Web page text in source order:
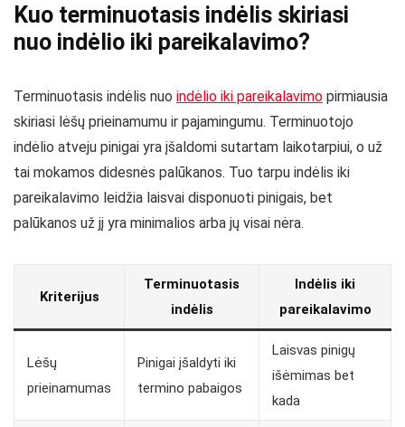
Kuo terminuotasis indėlis skiriasi
nuo indėlio iki pareikalavimo?
Terminuotasis indėlis nuo indėlio iki pareikalavimo pirmiausia
skiriasi lėšų prieinamumu ir pajamingumu. Terminuotojo
indėlio atveju pinigai yra įšaldomi sutartam laikotarpiui, o už
tai mokamos didesnės palūkanos. Tuo tarpu indėlis iki
pareikalavimo leidžia laisvai disponuoti pinigais, bet
palūkanos už jį yra minimalios arba jų visai nėra.
Kriterijus
Terminuotasis
indėlis
Indėlis iki
pareikalavimo
Lėšų
prieinamumas
Pinigai įšaldyti iki
termino pabaigos
Laisvas pinigų
išėmimas bet
kada